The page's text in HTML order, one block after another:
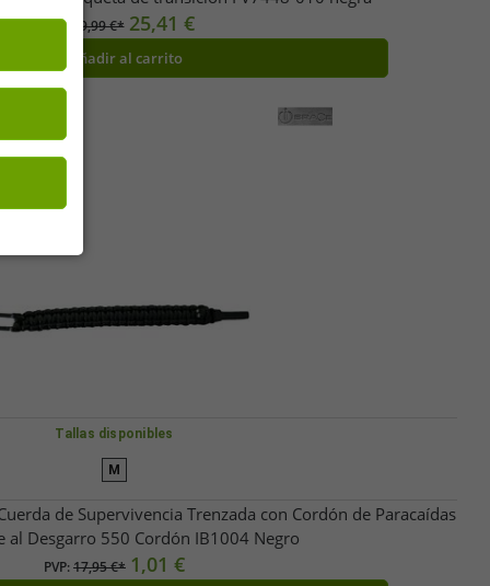
PVP:139,99 €* 25,41 €
Añadir al carrito
Tallas disponibles
M
de Supervivencia Trenzada con Cordón de Paracaídas
al Desgarro 550 Cordón IB1004 Negro
PVP:17,95 €* 1,01 €